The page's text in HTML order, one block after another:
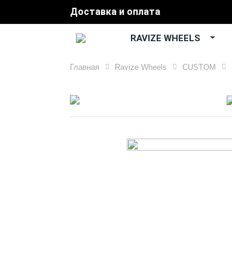
Доставка и оплата
RAVIZE WHEELS
Главная Ravize Wheels CUSTOM